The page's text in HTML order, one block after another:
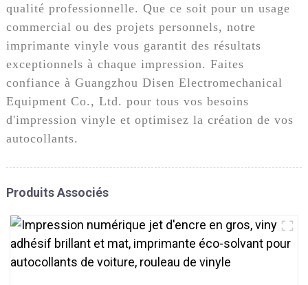
qualité professionnelle. Que ce soit pour un usage
commercial ou des projets personnels, notre
imprimante vinyle vous garantit des résultats
exceptionnels à chaque impression. Faites
confiance à Guangzhou Disen Electromechanical
Equipment Co., Ltd. pour tous vos besoins
d'impression vinyle et optimisez la création de vos
autocollants.
Produits Associés